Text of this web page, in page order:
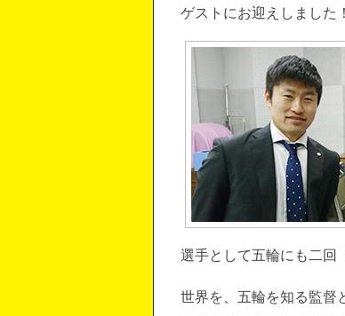
ゲストにお迎えしました！
選手として五輪にも二回
世界を、五輪を知る監督